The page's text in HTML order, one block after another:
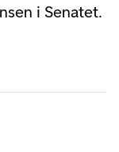
i Senatet.